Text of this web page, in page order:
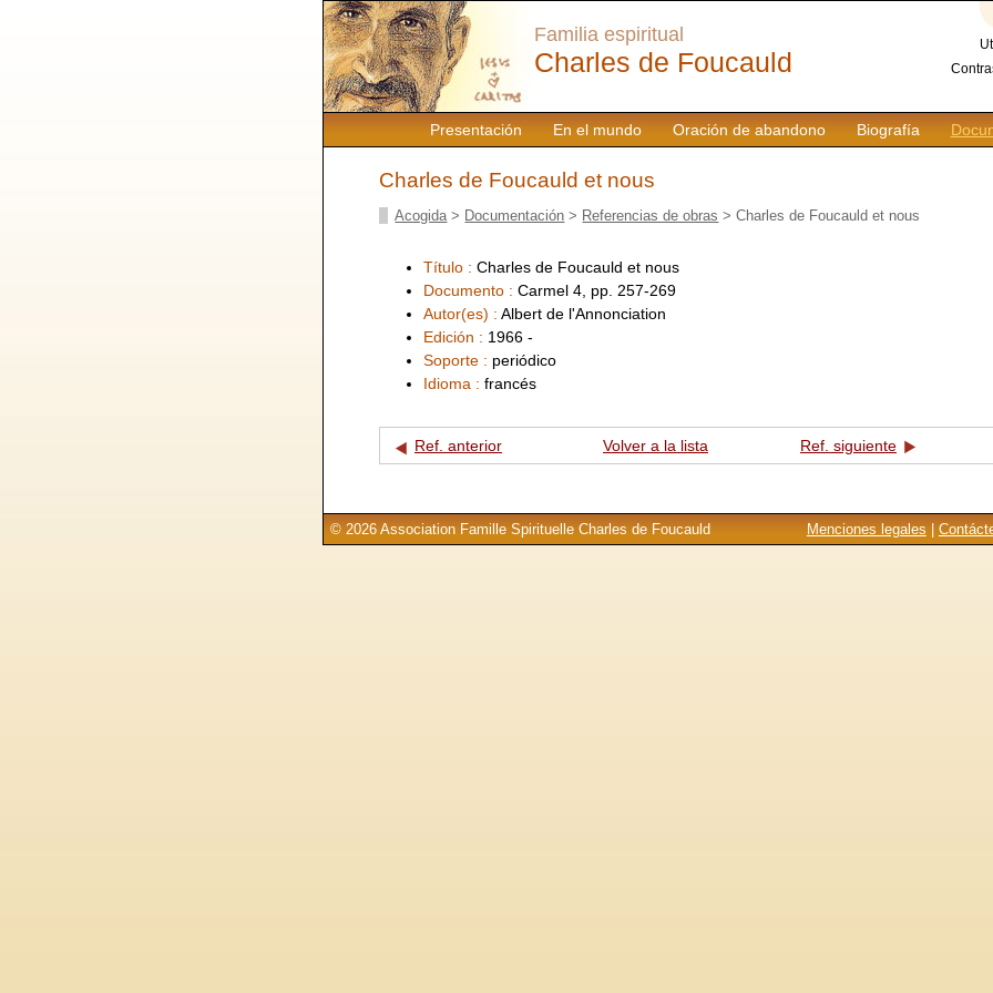
Presentación En el mundo Oración de abandono Biografía
Familia espiritual
Charles de Foucauld
Charles de Foucauld et nous
Acogida > Documentación > Referencias de obras > Charles de Foucauld et nous
Título : Charles de Foucauld et nous
Documento : Carmel 4, pp. 257-269
Autor(es) : Albert de l'Annonciation
Edición : 1966 -
Soporte : periódico
Idioma : francés
Ref. anterior Volver a la lista Ref. siguiente
Menciones legales
© 2026 Association Famille Spirituelle Charles de Foucauld